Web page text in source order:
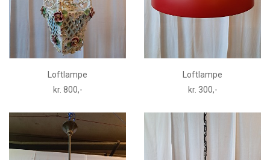
Loftlampe
kr. 800,-
Loftlampe
kr. 300,-